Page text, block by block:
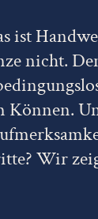
ist
nicht.
Können.
Wir